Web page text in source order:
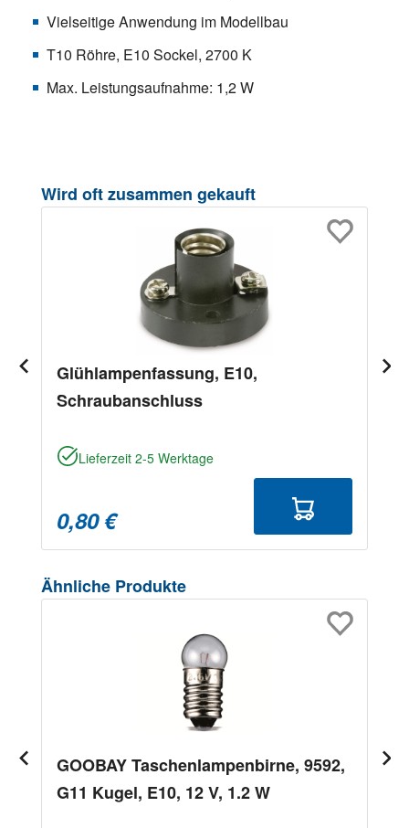
Vielseitige Anwendung im Modellbau
T10 Röhre, E10 Sockel, 2700 K
Max. Leistungsaufnahme: 1,2 W
Produktgalerie überspringen
Wird oft zusammen gekauft
Glühlampenfassung, E10,
Schraubanschluss
Lieferzeit 2-5 Werktage
0,80 €
Produktgalerie überspringen
Ähnliche Produkte
GOOBAY Taschenlampenbirne, 9592,
G11 Kugel, E10, 12 V, 1.2 W